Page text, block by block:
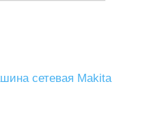
сетевая Makita